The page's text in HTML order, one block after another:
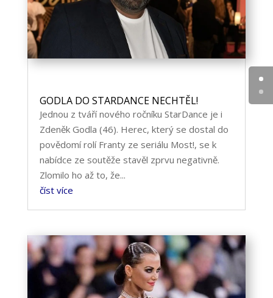
GODLA DO STARDANCE NECHTĚL!
Jednou z tváří nového ročníku StarDance je i
Zdeněk Godla (46). Herec, který se dostal do
povědomí rolí Franty ze seriálu Most!, se k
nabídce ze soutěže stavěl zprvu negativně.
Zlomilo ho až to, že...
číst více